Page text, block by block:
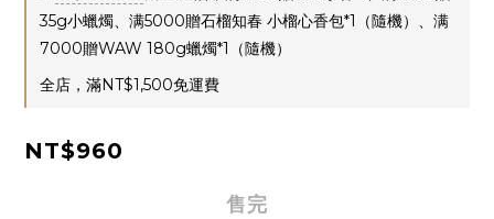
35g小蠟燭、满5000贈石榴知春 小榴心香包*1（隨機）、满
7000贈WAW 180g蠟燭*1（隨機）
全店，滿NT$1,500免運費
NT$960
售完